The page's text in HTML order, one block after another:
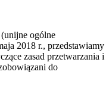
ogólne
2018 r., przedstawiamy
zasad przetwarzania i
do